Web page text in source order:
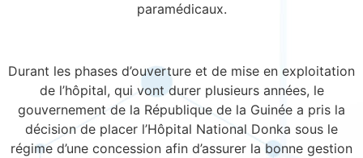
paramédicaux.
Durant les phases d’ouverture et de mise en exploitation
de l’hôpital, qui vont durer plusieurs années, le
gouvernement de la République de la Guinée a pris la
décision de placer l’Hôpital National Donka sous le
régime d’une concession afin d’assurer la bonne gestion